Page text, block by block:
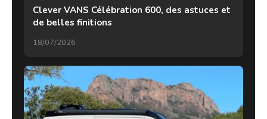
Clever VANS Célébration 600, des astuces et
de belles finitions
18/07/2026